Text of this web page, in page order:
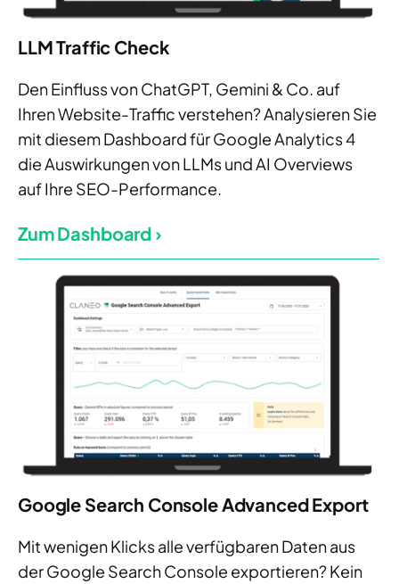
LLM Traffic Check
Den Einfluss von ChatGPT, Gemini & Co. auf
Ihren Website-Traffic verstehen?Analysieren Sie
mit diesem Dashboard für Google Analytics 4
die Auswirkungen von LLMs und AI Overviews
auf Ihre SEO-Performance.
Zum Dashboard ›
Google Search Console Advanced Export
Mit wenigen Klicks alle verfügbaren Daten aus
der Google Search Console exportieren? Kein